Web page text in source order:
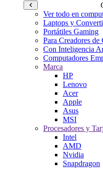
Ver todo en
Laptops y
Portátiles Gaming
Para Creadores de
Con Inteligencia
Computadores
Marca
HP
Lenovo
Acer
Apple
Asus
MSI
Procesadores y
Intel
AMD
Nvidia
Snapdragon